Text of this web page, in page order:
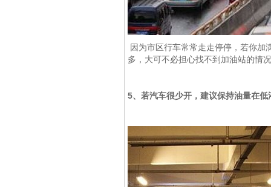
因为市区行车常常走走停停，若你
多，大可不必担心找不到加油站的情
5、若汽车很少开，建议保持油量在低